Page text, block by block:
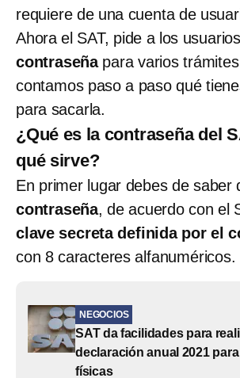
requiere de una cuenta de
Ahora el SAT, pide a los usuarios
contraseñapara varios
contamos paso a paso qué
para sacarla.
¿Qué es la contraseña del
qué sirve?
En primer lugar debes de saber
contraseña, de acuerdo con el
clave secreta definida por el
con 8 caracteres alfanuméricos.
NEGOCIOS
SAT da facilidades para
declaración anual 2021
físicas